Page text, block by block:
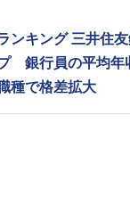
ンキング 三井住
銀行員の平均
種で格差拡大